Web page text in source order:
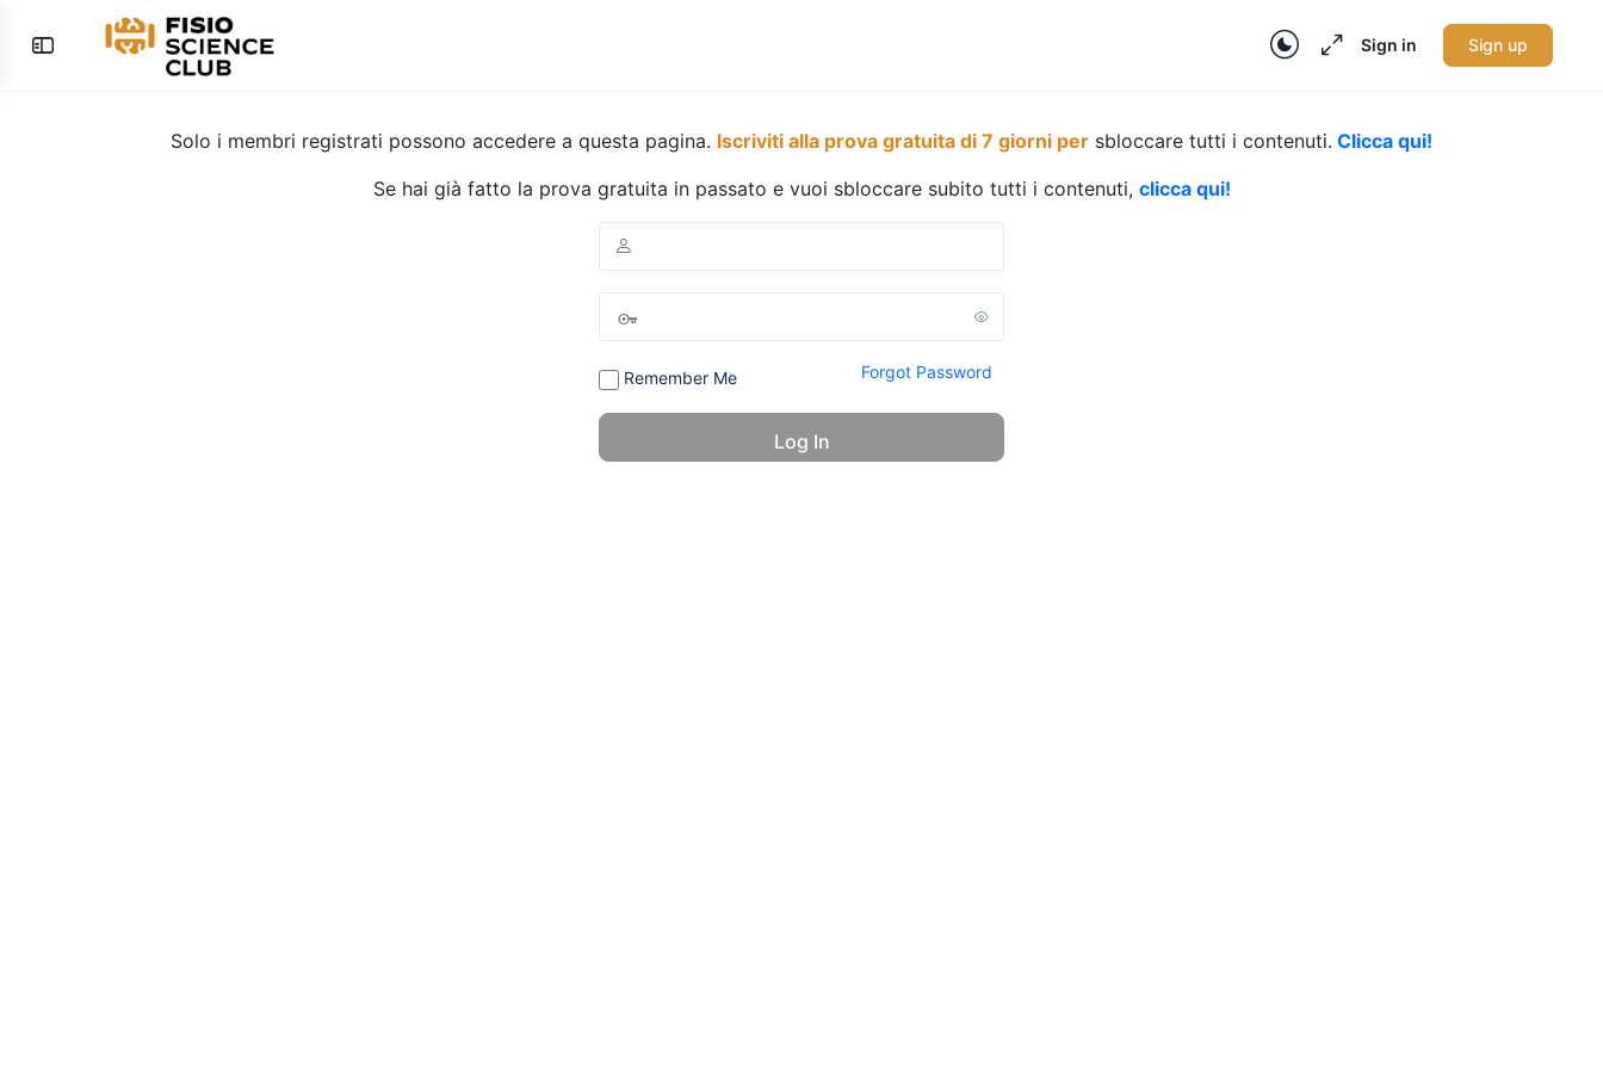
Toggle
Sign in Sign up
Solo i membri registrati possono accedere a questa pagina. Iscriviti alla prova gratuita di 7 giorni per sbloccare tutti i contenuti. Clicca qui!
Se hai già fatto la prova gratuita in passato e vuoi sbloccare subito tutti i contenuti, clicca qui!
Remember Me Forgot Password